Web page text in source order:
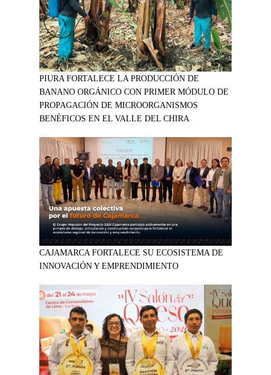
PIURA FORTALECE LA PRODUCCIÓN DE
BANANO ORGÁNICO CON PRIMER MÓDULO DE
PROPAGACIÓN DE MICROORGANISMOS
BENÉFICOS EN EL VALLE DEL CHIRA
CAJAMARCA FORTALECE SU ECOSISTEMA DE
INNOVACIÓN Y EMPRENDIMIENTO